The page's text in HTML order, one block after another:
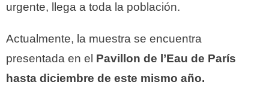
urgente, llega a toda la población.
Actualmente, la muestra se encuentra
presentada en el Pavillon de l’Eau de París
hasta diciembre de este mismo año.